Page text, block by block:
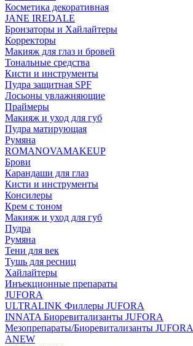
Косметика декоративная
JANE IREDALE
Бронзаторы и Хайлайтеры
Корректоры
Макияж для глаз и бровей
Тональные средства
Кисти и инструменты
Пудра защитная SPF
Лосьоны увлажняющие
Праймеры
Макияж и уход для губ
Пудра матирующая
Румяна
ROMANOVAMAKEUP
Брови
Карандаши для глаз
Кисти и инструменты
Консилеры
Крем с тоном
Макияж и уход для губ
Пудра
Румяна
Тени для век
Тушь для ресниц
Хайлайтеры
Инъекционные препараты
JUFORA
ULTRALINK Филлеры JUFORA
INNATA Биоревитализанты JUFORA
Мезопрепараты/Биоревитализанты JUFORA
ANEW